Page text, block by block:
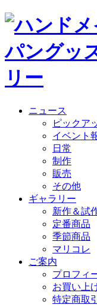
ニュース
ピックア
イベント
日常
制作
販売
その他
ギャラリー
新作＆試
定番商品
季節商品
マリコレ
ご案内
プロフィ
お買い上
特定商取